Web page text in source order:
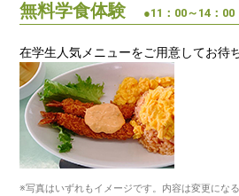
無料学食体験 ●11：00～14：00
在学生人気メニューをご用意してお待
※写真はいずれもイメージです。内容は変更にな